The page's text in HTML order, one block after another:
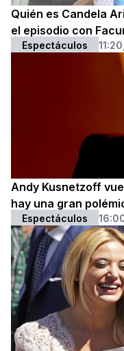
Quién es Candela
el episodio con
Espectáculos
Andy Kusnetzoff
hay una gran
Espectáculos